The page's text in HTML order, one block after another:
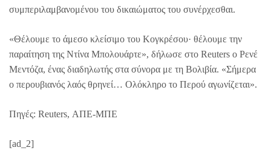
συμπεριλαμβανομένου του δικαιώματος του συνέρχεσθαι.
«Θέλουμε το άμεσο κλείσιμο του Κογκρέσου· θέλουμε την
παραίτηση της Ντίνα Μπολουάρτε», δήλωσε στο Reuters ο Ρενέ
Μεντόζα, ένας διαδηλωτής στα σύνορα με τη Βολιβία. «Σήμερα
ο περουβιανός λαός θρηνεί… Ολόκληρο το Περού αγωνίζεται».
Πηγές: Reuters, ΑΠΕ-ΜΠΕ
[ad_2]